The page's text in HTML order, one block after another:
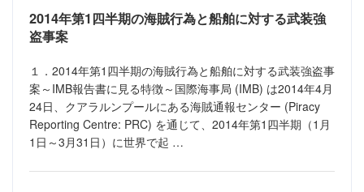
2014年第1四半期の海賊行為と船舶に対する武装強
盗事案
１．2014年第1四半期の海賊行為と船舶に対する武装強盗事
案～IMB報告書に見る特徴～国際海事局 (IMB) は2014年4月
24日、クアラルンプールにある海賊通報センター (Piracy
Reporting Centre: PRC) を通じて、2014年第1四半期（1月
1日～3月31日）に世界で起 …